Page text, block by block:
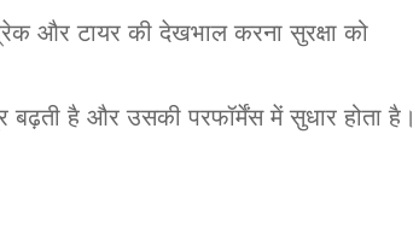
और टायर की देखभाल करना सुरक्षा को
है और उसकी परफॉर्मेंस में सुधार होता है।